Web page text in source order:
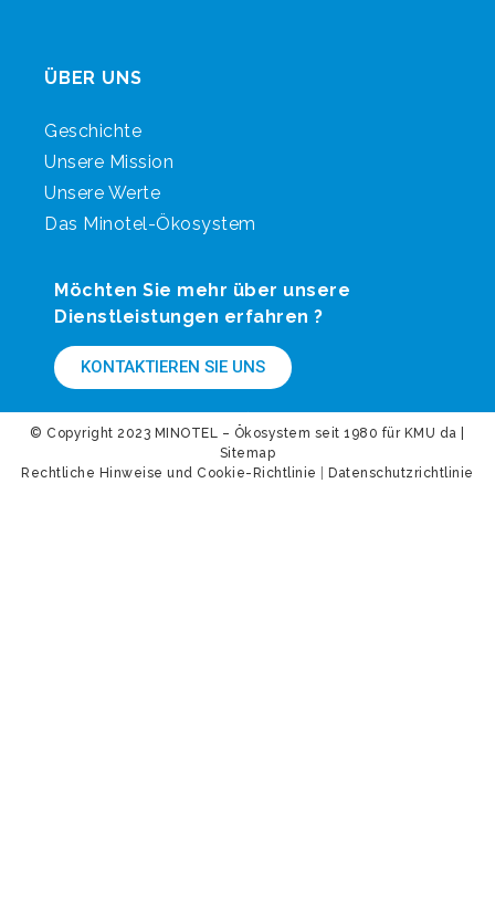
ÜBER UNS
Geschichte
Unsere Mission
Unsere Werte
Das Minotel-Ökosystem
Möchten Sie mehr über unsere
Dienstleistungen erfahren ?
KONTAKTIEREN SIE UNS
© Copyright 2023 MINOTEL – Ökosystem seit 1980 für KMU da |
Sitemap
Rechtliche Hinweise und Cookie-Richtlinie
Datenschutzrichtlinie